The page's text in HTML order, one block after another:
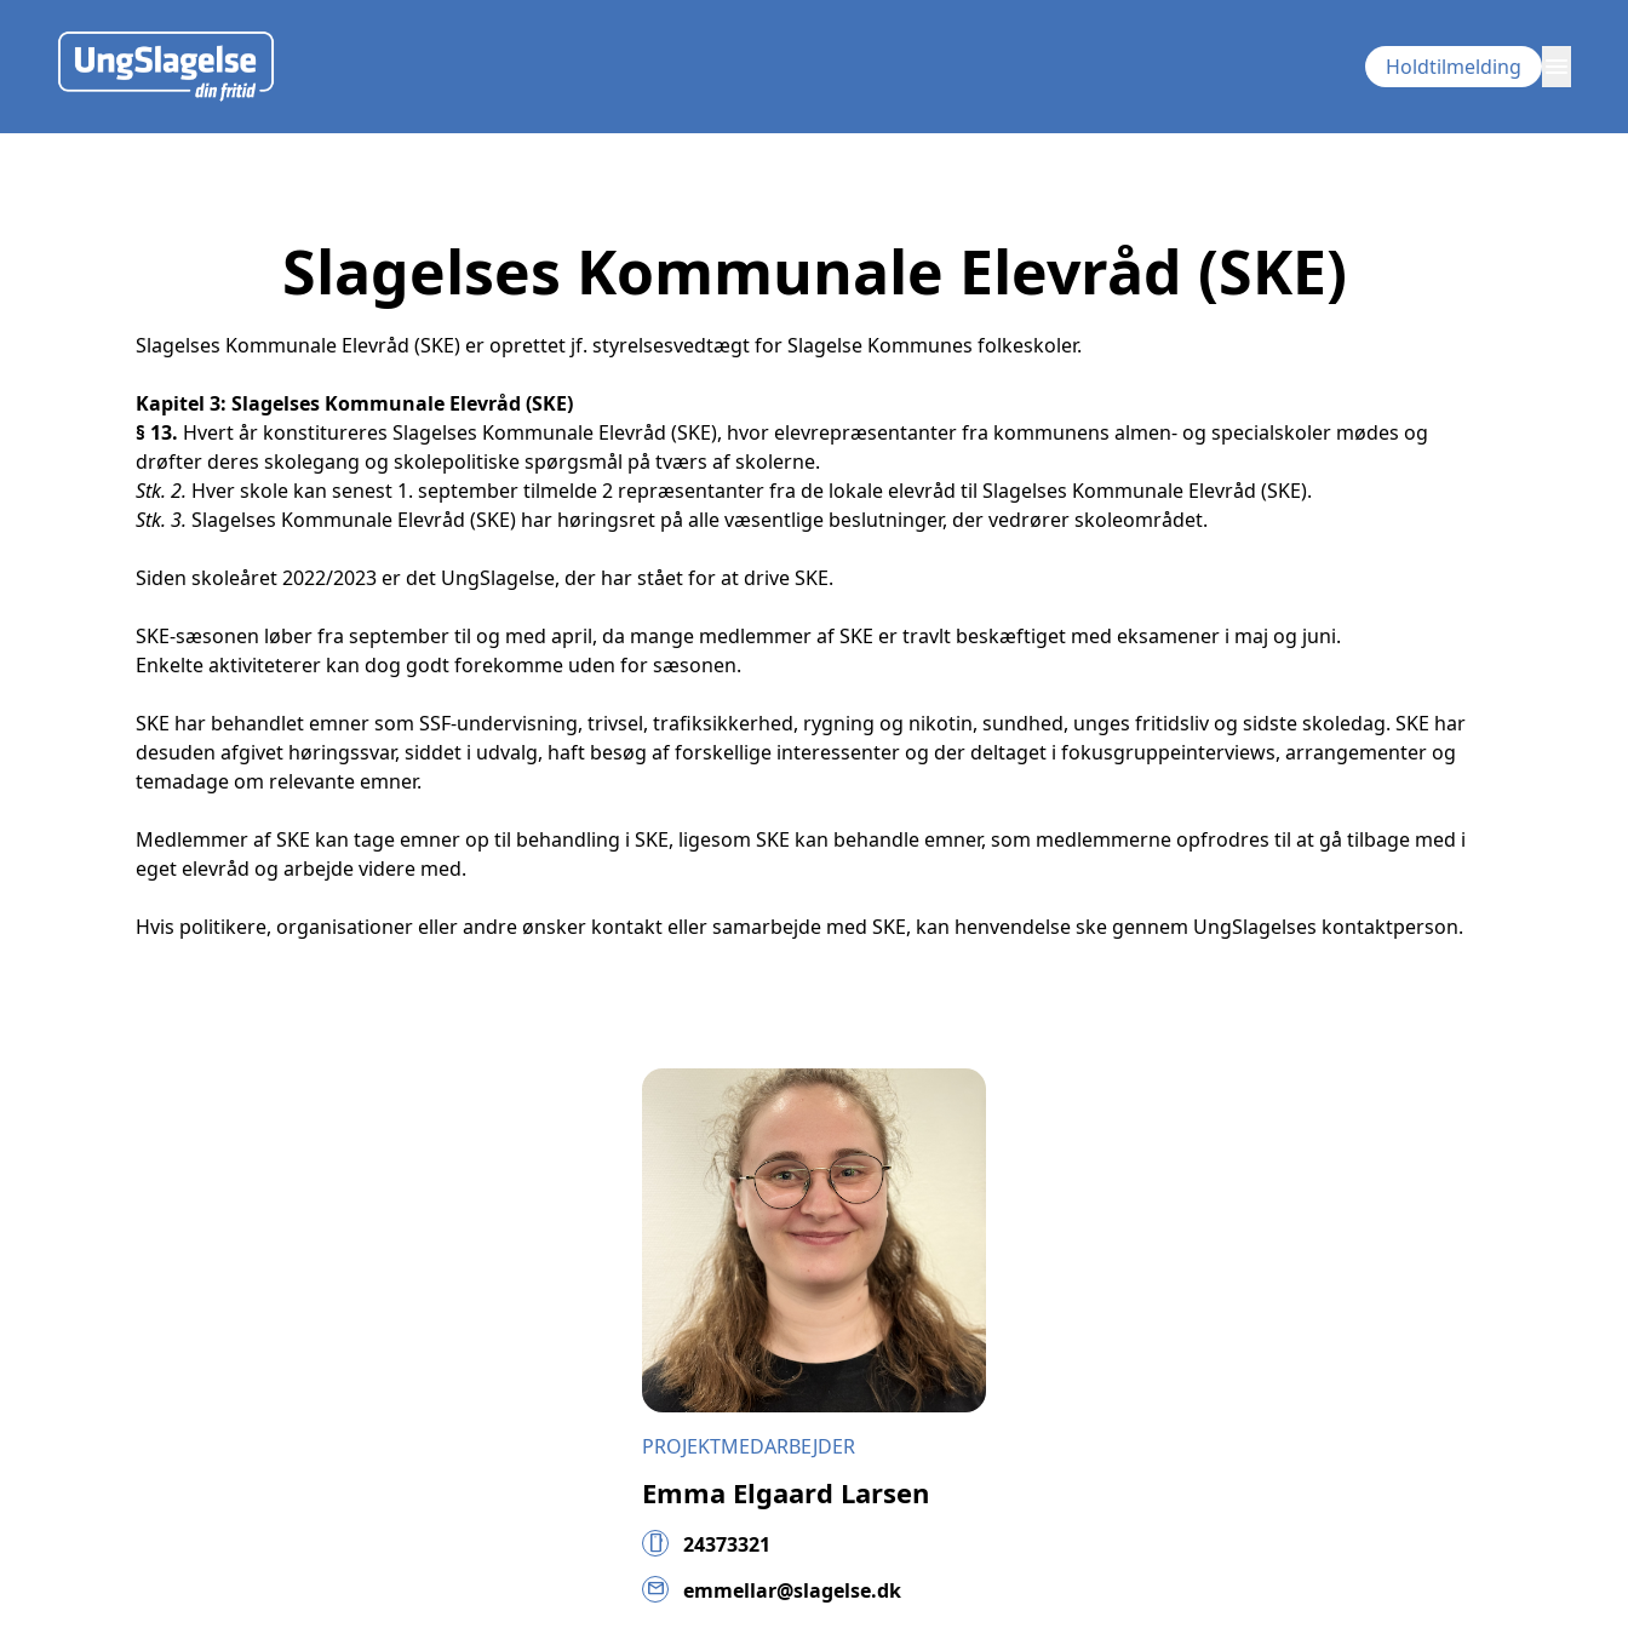
Holdtilmelding
Slagelses Kommunale Elevråd (SKE)
Slagelses Kommunale Elevråd (SKE) er oprettet jf. styrelsesvedtægt for Slagelse Kommunes folkeskoler.
Kapitel 3: Slagelses Kommunale Elevråd (SKE)
§ 13. Hvert år konstitureres Slagelses Kommunale Elevråd (SKE), hvor elevrepræsentanter fra kommunens almen- og specialskoler mødes og
drøfter deres skolegang og skolepolitiske spørgsmål på tværs af skolerne.
Stk. 2. Hver skole kan senest 1. september tilmelde 2 repræsentanter fra de lokale elevråd til Slagelses Kommunale Elevråd (SKE).
Stk. 3. Slagelses Kommunale Elevråd (SKE) har høringsret på alle væsentlige beslutninger, der vedrører skoleområdet.
Siden skoleåret 2022/2023 er det UngSlagelse, der har stået for at drive SKE.
SKE-sæsonen løber fra september til og med april, da mange medlemmer af SKE er travlt beskæftiget med eksamener i maj og juni.
Enkelte aktiviteterer kan dog godt forekomme uden for sæsonen.
SKE har behandlet emner som SSF-undervisning, trivsel, trafiksikkerhed, rygning og nikotin, sundhed, unges fritidsliv og sidste skoledag. SKE har
desuden afgivet høringssvar, siddet i udvalg, haft besøg af forskellige interessenter og der deltaget i fokusgruppeinterviews, arrangementer og
temadage om relevante emner.
Medlemmer af SKE kan tage emner op til behandling i SKE, ligesom SKE kan behandle emner, som medlemmerne opfrodres til at gå tilbage med i
eget elevråd og arbejde videre med.
Hvis politikere, organisationer eller andre ønsker kontakt eller samarbejde med SKE, kan henvendelse ske gennem UngSlagelses kontaktperson.
PROJEKTMEDARBEJDER
Emma Elgaard Larsen
smartphone 24373321
mail emmellar@slagelse.dk